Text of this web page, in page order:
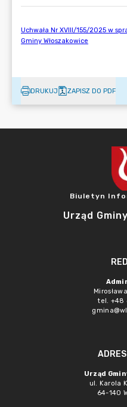
DRUKUJ ZAPISZ DO PDF
Biuletyn
Urząd
tel. +48
Urząd
ul. Karola
64-140